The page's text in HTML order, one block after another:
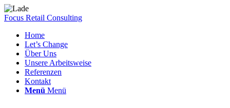
Focus Retail Consulting
Home
Let’s Change
Über Uns
Unsere Arbeitsweise
Referenzen
Kontakt
Menü Menü